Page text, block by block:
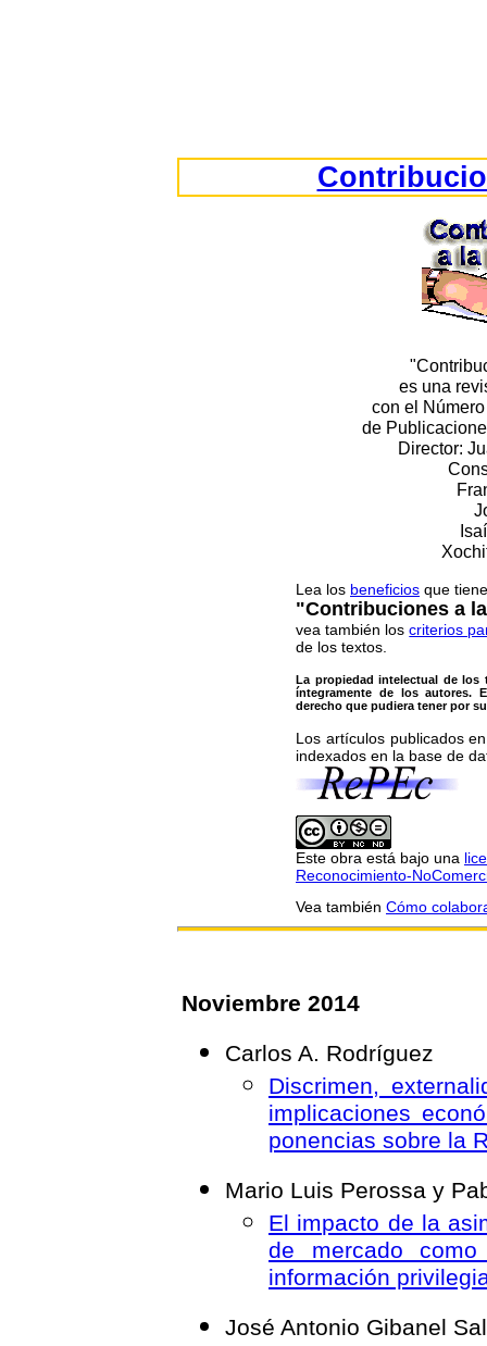
es una
con el
de
Director:
Lea los beneficios que
"Contribuciones a
vea también loscriterios
de los textos.
La propiedad intelectual de los
íntegramente de los autores.
derecho que pudiera tener por
Los artículos publicados
indexados en la base de
Este obra está bajo una
Reconocimiento-
Vea también Cómo
Noviembre 2014
Carlos A. Rodríguez
Discrimen,
implicaciones
ponencias sobre la
Mario Luis Perossa y
El impacto de la
de mercado
información
José Antonio Gibanel